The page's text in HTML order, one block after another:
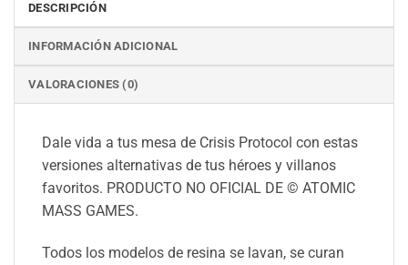
DESCRIPCIÓN
INFORMACIÓN ADICIONAL
VALORACIONES (0)
Dale vida a tus mesa de Crisis Protocol con estas
versiones alternativas de tus héroes y villanos
favoritos. PRODUCTO NO OFICIAL DE © ATOMIC
MASS GAMES.
Todos los modelos de resina se lavan, se curan